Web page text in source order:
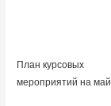
План курсовых
мероприятий на май